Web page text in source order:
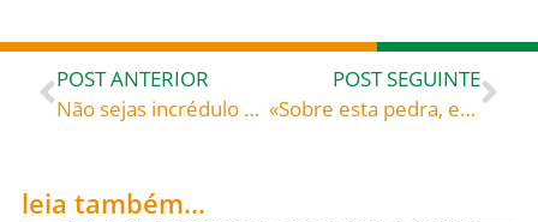
POST ANTERIOR
Não sejas incrédulo e sê Meu apóstolo – Basílio da Selêucia (?-c. 468), bispo
POST SEGUINTE
«Sobre esta pedra, edificarei a Minha Igreja» – Aelred de Rielvaux, monge cistercense
leia também...